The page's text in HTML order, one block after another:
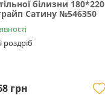
білизни 180*220
Сатину №546350
роздріб
грн